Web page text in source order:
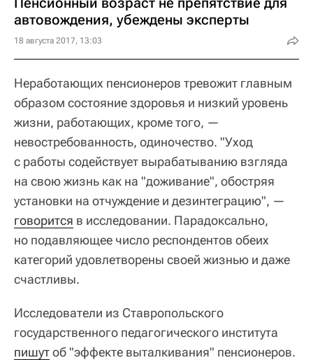
автовождения, убеждены эксперты
18 августа 2017, 13:03
Неработающих пенсионеров тревожит главным
образом состояние здоровья и низкий уровень
жизни, работающих, кроме того, —
невостребованность, одиночество. "Уход
с работы содействует вырабатыванию взгляда
на свою жизнь как на "доживание", обостряя
установки на отчуждение и дезинтеграцию", —
говорится в исследовании. Парадоксально,
но подавляющее число респондентов обеих
категорий удовлетворены своей жизнью и даже
счастливы.
Исследователи из Ставропольского
государственного педагогического института
пишутоб "эффекте выталкивания" пенсионеров.